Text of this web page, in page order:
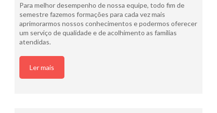
Para melhor desempenho de nossa equipe, todo fim de
semestre fazemos formações para cada vez mais
aprimorarmos nossos conhecimentos e podermos oferecer
um serviço de qualidade e de acolhimento as familias
atendidas.
Ler mais